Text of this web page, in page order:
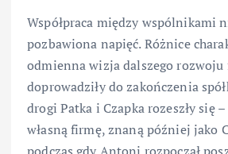
Współpraca między wspólnikami
pozbawiona napięć. Różnice
odmienna wizja dalszego
doprowadziły do zakończenia
drogi Patka i Czapka rozeszły się
własną firmę, znaną później jako